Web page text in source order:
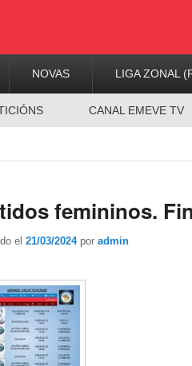
NOVAS LIGA ZONAL
CANAL EMEVE TV
femininos.
el 21/03/2024 por admin